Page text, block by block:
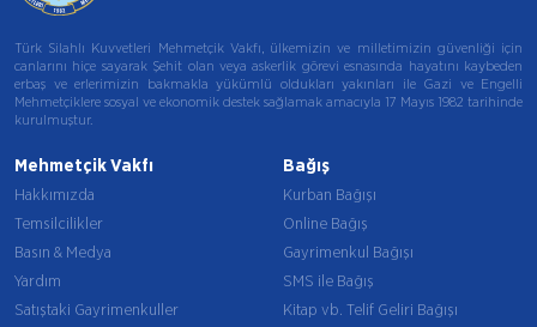
Türk Silahlı Kuvvetleri Mehmetçik Vakfı, ülkemizin ve milletimizin güvenliği için
canlarını hiçe sayarak Şehit olan veya askerlik görevi esnasında hayatını kaybeden
erbaş ve erlerimizin bakmakla yükümlü oldukları yakınları ile Gazi ve Engelli
Mehmetçiklere sosyal ve ekonomik destek sağlamak amacıyla 17 Mayıs 1982 tarihinde
kurulmuştur.
Mehmetçik Vakfı
Hakkımızda
Temsilcilikler
Basın & Medya
Yardım
Satıştaki Gayrimenkuller
Bağış
Kurban Bağışı
Online Bağış
Gayrimenkul Bağışı
SMS ile Bağış
Kitap vb. Telif Geliri Bağışı